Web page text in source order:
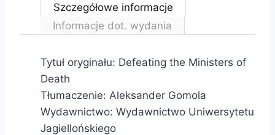
Szczegółowe informacje
Informacje dot. wydania
Tytuł oryginału: Defeating the Ministers of
Death
Tłumaczenie: Aleksander Gomola
Wydawnictwo: Wydawnictwo Uniwersytetu
Jagiellońskiego